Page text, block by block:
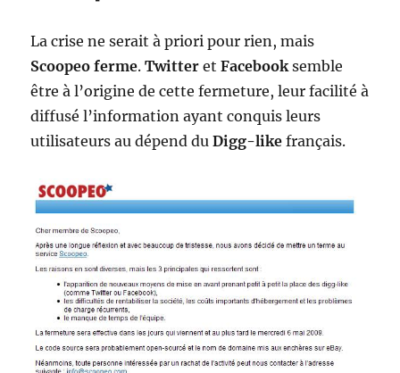
La crise ne serait à priori pour rien, mais
Scoopeo ferme.TwitteretFacebooksemble
être à l’origine de cette fermeture, leur facilité à
diffusé l’information ayant conquis leurs
utilisateurs au dépend duDigg-like français.